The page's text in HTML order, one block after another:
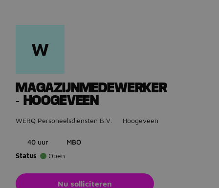
W
MAGAZIJNMEDEWERKER
- HOOGEVEEN
WERQ Personeelsdiensten B.V. Hoogeveen
40 uur
MBO
Status
Open
Nu solliciteren